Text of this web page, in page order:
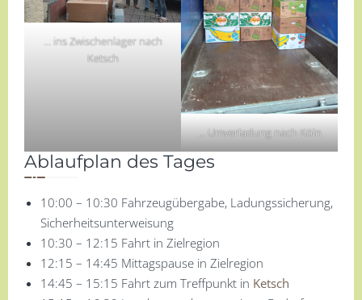
… ins Zwischenlager nach
Ketsch
… Umverladung nach Köln
Ablaufplan des Tages
10:00 – 10:30 Fahrzeugübergabe, Ladungssicherung,
Sicherheitsunterweisung
10:30 – 12:15 Fahrt in Zielregion
12:15 – 14:45 Mittagspause in Zielregion
14:45 – 15:15 Fahrt zum Treffpunkt in Ketsch